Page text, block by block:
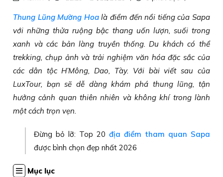
Thung Lũng Mường Hoalà điểm đến nổi tiếng của Sapa
với những thửa ruộng bậc thang uốn lượn, suối trong
xanh và các bản làng truyền thống. Du khách có thể
trekking, chụp ảnh và trải nghiệm văn hóa đặc sắc của
các dân tộc H’Mông, Dao, Tày. Với bài viết sau của
LuxTour, bạn sẽ dễ dàng khám phá thung lũng, tận
hưởng cảnh quan thiên nhiên và không khí trong lành
một cách trọn vẹn.
Đừng bỏ lỡ: Top 20 địa điểm tham quan Sapa
được bình chọn đẹp nhất 2026
Mục lục